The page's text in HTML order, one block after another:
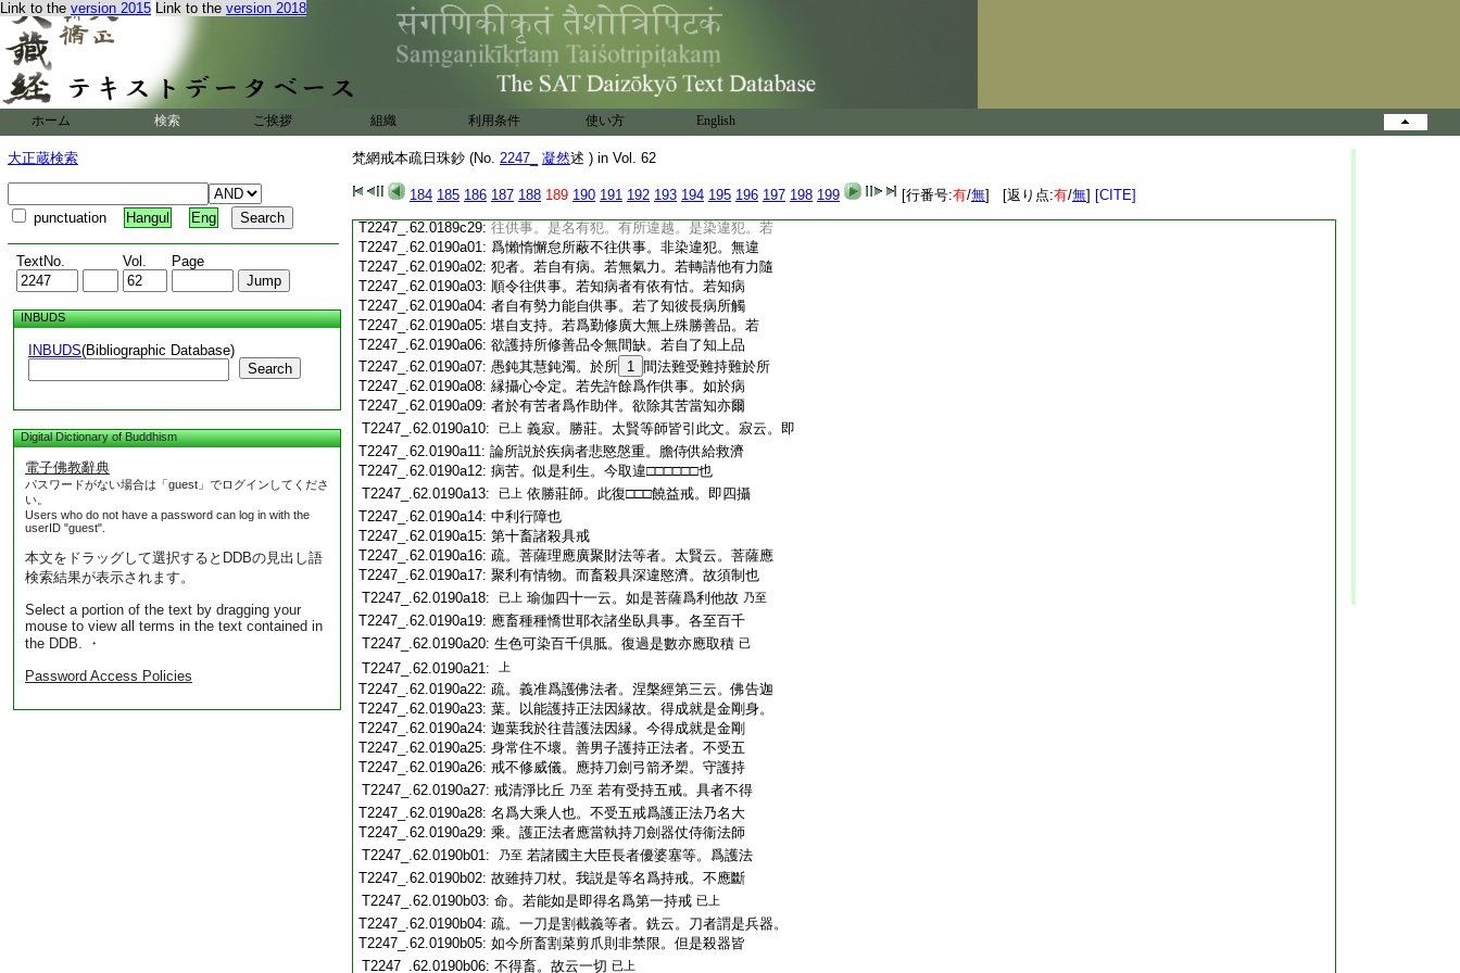
Link to the version 2015 Link to the version 2018
ホーム 検索 ご挨拶 組織 利用条件 使い方 English
大正蔵検索
punctuation Hangul Eng
TextNo. Vol. Page
INBUDS
INBUDS(Bibliographic Database)
Search
Digital Dictionary of Buddhism
電子佛教辭典
パスワードがない場合は「guest」でログインしてくださ
い。
Users who do not have a password can log in with the
userID "guest".
本文をドラッグして選択するとDDBの見出し語
検索結果が表示されます。
Select a portion of the text by dragging your
mouse to view all terms in the text contained in
the DDB. ・
Password Access Policies
梵網戒本疏日珠鈔 (No. 2247_ 凝然述 ) in Vol. 62
184 185 186 187 188 189 190 191 192 193 194 195 196 197 198 199 [行番号:有/無] [返り点:有/無] [CITE]
T2247_.62.0189c19:甚多。爾時太子以慈孝力不覺身瘡如故。□
T2247_.62.0189c20: □能引自餘縁。言性遮者。渉云。此是性戒
T2247_.62.0189c21: 上 言麁細者。身不救病意不悲濟。即通麁細。
若作嗔嫌非無惑焉。言止作者。二持之中
T2247_.62.0189c24:云。聲聞正在師友同法及被僧差。此外不制
T2247_.62.0189c26: 衆同制 已上 言對瑜伽戒者。第三十五病苦
T2247_.62.0189c27: 不供事戒云。若諸菩薩安住菩薩淨戒律儀。
T2247_.62.0189c29: 往供事。是名有犯。有所違越。是染違犯。若
T2247_.62.0190a01: 爲懶惰懈怠所蔽不往供事。非染違犯。無違
T2247_.62.0190a02: 犯者。若自有病。若無氣力。若轉請他有力隨
T2247_.62.0190a03: 順令往供事。若知病者有依有怙。若知病
T2247_.62.0190a04: 者自有勢力能自供事。若了知彼長病所觸
T2247_.62.0190a05: 堪自支持。若爲勤修廣大無上殊勝善品。若
T2247_.62.0190a06: 欲護持所修善品令無間缺。若自了知上品
T2247_.62.0190a07: 愚鈍其慧鈍濁。於所 1 間法難受難持難於所
T2247_.62.0190a08: 縁攝心令定。若先許餘爲作供事。如於病
T2247_.62.0190a09: 者於有苦者爲作助伴。欲除其苦當知亦爾
T2247_.62.0190a10:
已上 義寂。勝莊。太賢等師皆引此文。寂云。即
T2247_.62.0190a11: 論所説於疾病者悲愍慇重。膽侍供給救濟
T2247_.62.0190a12: 病苦。似是利生。今取違□□□□□□也
T2247_.62.0190a13:
已上 依勝莊師。此復□□□饒益戒。即四攝
T2247_.62.0190a14: 中利行障也
T2247_.62.0190a15: 第十畜諸殺具戒
T2247_.62.0190a16: 疏。菩薩理應廣聚財法等者。太賢云。菩薩應
T2247_.62.0190a17: 聚利有情物。而畜殺具深違愍濟。故須制也
T2247_.62.0190a18:
已上 瑜伽四十一云。如是菩薩爲利他故 乃至
T2247_.62.0190a19: 應畜種種憍世耶衣諸坐臥具事。各至百千
T2247_.62.0190a20: 生色可染百千倶胝。復過是數亦應取積 已
T2247_.62.0190a21: 上
T2247_.62.0190a22: 疏。義准爲護佛法者。涅槃經第三云。佛告迦
T2247_.62.0190a23: 葉。以能護持正法因縁故。得成就是金剛身。
T2247_.62.0190a24: 迦葉我於往昔護法因縁。今得成就是金剛
T2247_.62.0190a25: 身常住不壞。善男子護持正法者。不受五
T2247_.62.0190a26: 戒不修威儀。應持刀劍弓箭矛槊。守護持
T2247_.62.0190a27: 戒清淨比丘 乃至 若有受持五戒。具者不得
T2247_.62.0190a28: 名爲大乘人也。不受五戒爲護正法乃名大
T2247_.62.0190a29: 乘。護正法者應當執持刀劍器仗侍衞法師
T2247_.62.0190b01:
乃至 若諸國主大臣長者優婆塞等。爲護法
T2247_.62.0190b02: 故雖持刀杖。我説是等名爲持戒。不應斷
T2247_.62.0190b03: 命。若能如是即得名爲第一持戒 已上
T2247_.62.0190b04: 疏。一刀是割截義等者。銑云。刀者謂是兵器。
T2247_.62.0190b05: 如今所畜割菜剪爪則非禁限。但是殺器皆
T2247_.62.0190b06: 不得畜。故云一切 已上